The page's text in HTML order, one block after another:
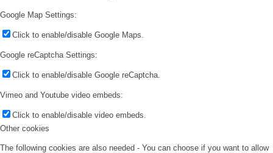
Google Map Settings:
Click to enable/disable Google Maps.
Google reCaptcha Settings:
Click to enable/disable Google reCaptcha.
Vimeo and Youtube video embeds:
Click to enable/disable video embeds.
Other cookies
The following cookies are also needed - You can choose if you want to allow